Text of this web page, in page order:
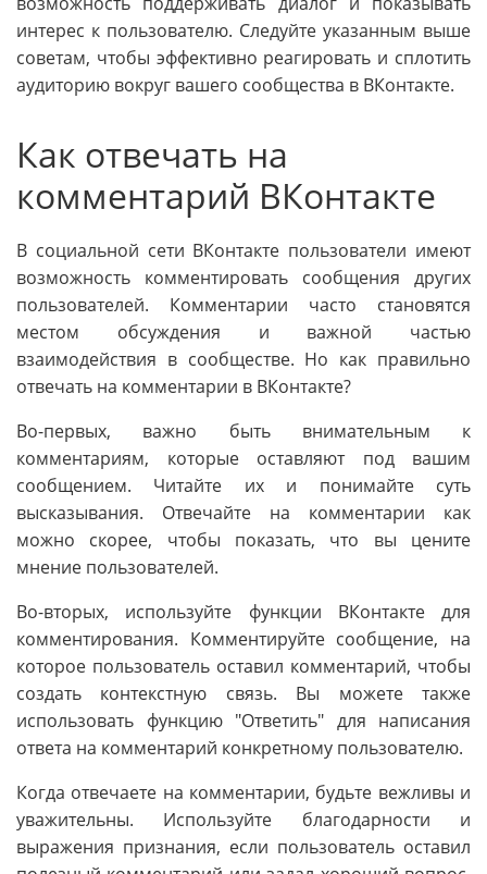
интерес к пользователю. Следуйте указанным выше
советам, чтобы эффективно реагировать и сплотить
аудиторию вокруг вашего сообщества в ВКонтакте.
Как отвечать на
комментарий ВКонтакте
В социальной сети ВКонтакте пользователи имеют
возможность комментировать сообщения других
пользователей. Комментарии часто становятся
местом обсуждения и важной частью
взаимодействия в сообществе. Но как правильно
отвечать на комментарии в ВКонтакте?
Во-первых, важно быть внимательным к
комментариям, которые оставляют под вашим
сообщением. Читайте их и понимайте суть
высказывания. Отвечайте на комментарии как
можно скорее, чтобы показать, что вы цените
мнение пользователей.
Во-вторых, используйте функции ВКонтакте для
комментирования. Комментируйте сообщение, на
которое пользователь оставил комментарий, чтобы
создать контекстную связь. Вы можете также
использовать функцию "Ответить" для написания
ответа на комментарий конкретному пользователю.
Когда отвечаете на комментарии, будьте вежливы и
уважительны. Используйте благодарности и
выражения признания, если пользователь оставил